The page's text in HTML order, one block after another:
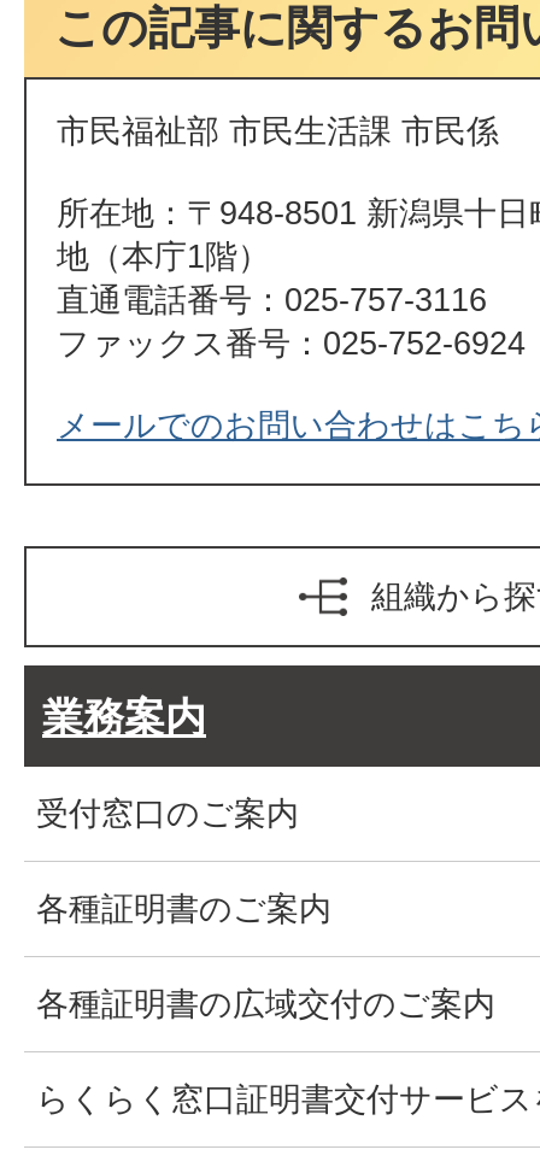
この記事に関するお問
市民福祉部 市民生活課 市民係
所在地：〒948-8501 新潟県十
地（本庁1階）
直通電話番号：025-757-3116
ファックス番号：025-752-6924
メールでのお問い合わせはこち
組織から
業務案内
受付窓口のご案内
各種証明書のご案内
各種証明書の広域交付のご案内
らくらく窓口証明書交付サービ